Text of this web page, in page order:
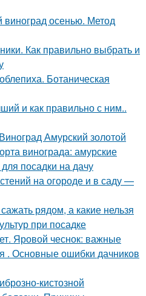
виноград осенью. Метод
Как правильно выбрать и
Ботаническая
и как правильно с ним..
Амурский золотой
винограда: амурские
посадки на дачу
на огороде и в саду —
рядом, а какие нельзя
при посадке
Яровой чеснок: важные
. Основные ошибки дачников
кистозной